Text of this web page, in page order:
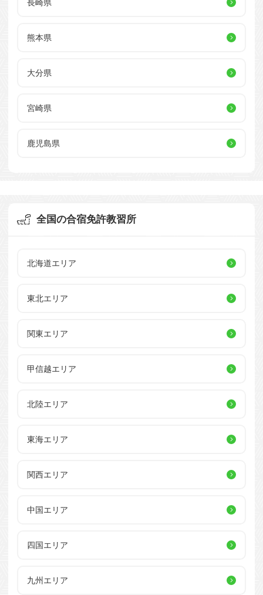
長崎県
熊本県
大分県
宮崎県
鹿児島県
全国の合宿免許教習所
北海道エリア
東北エリア
関東エリア
甲信越エリア
北陸エリア
東海エリア
関西エリア
中国エリア
四国エリア
九州エリア